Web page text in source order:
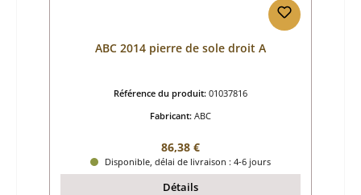
ABC 2014 pierre de sole droit A
Référence du produit: 01037816
Fabricant: ABC
Prix régulier :
86,38 €
Disponible, délai de livraison : 4-6 jours
Détails